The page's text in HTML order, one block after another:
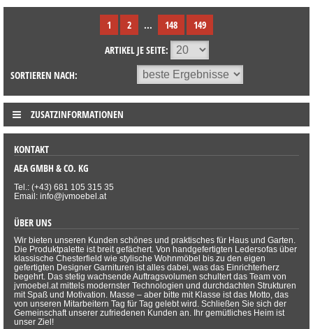
1 2 ... 148
149
ARTIKEL JE SEITE:
SORTIEREN NACH:
ZUSATZINFORMATIONEN
KONTAKT
AEA GMBH & CO. KG
Tel.: (+43) 681 105 315 35
Email: info@jvmoebel.at
ÜBER UNS
Wir bieten unseren Kunden schönes und praktisches für Haus und Garten.
Die Produktpalette ist breit gefächert. Von handgefertigten Ledersofas über
klassische Chesterfield wie stylische Wohnmöbel bis zu den eigen
gefertigten Designer Garnituren ist alles dabei, was das Einrichterherz
begehrt. Das stetig wachsende Auftragsvolumen schultert das Team von
jvmoebel.at mittels modernster Technologien und durchdachten Strukturen
mit Spaß und Motivation. Masse – aber bitte mit Klasse ist das Motto, das
von unseren Mitarbeitern Tag für Tag gelebt wird. Schließen Sie sich der
Gemeinschaft unserer zufriedenen Kunden an. Ihr gemütliches Heim ist
unser Ziel!